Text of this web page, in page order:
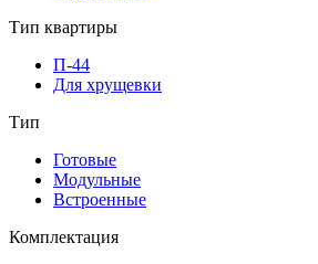
Тип квартиры
П-44
Для хрущевки
Тип
Готовые
Модульные
Встроенные
Комплектация